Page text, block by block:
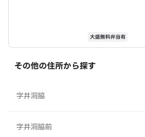
大盛無料弁当有
その他の住所から探す
字井洞脇
字井洞脇前